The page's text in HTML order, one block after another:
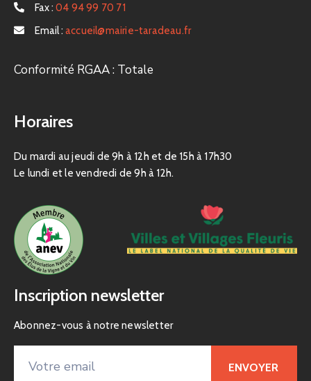
Fax : 04 94 99 70 71
Email : accueil@mairie-taradeau.fr
Conformité RGAA : Totale
Horaires
Du mardi au jeudi de 9h à 12h et de 15h à 17h30
Le lundi et le vendredi de 9h à 12h.
Inscription newsletter
Abonnez-vous à notre newsletter